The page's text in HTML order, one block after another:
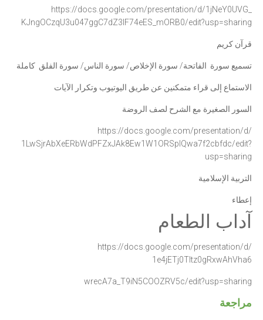
https://docs.google.com/presentation/d/1jNeY0UVG_
KJngOCzqU3u047ggC7dZ3lF74eES_ mORB0/edit?usp=sharing
قرآن كريم
تسميع سورة الفاتحة/ سورة الإخلاص/ سورة الناس/ سورة الفلق كاملة
الاستماع إلى قراء متمكنين عن طريق اليوتيوب وتكرار الآيات
السور الصغيرة مع الشرح لصف الروضة
https://docs.google.com/presentation/d/
1LwSjrAbXeERbWdPFZxJAk8Ew1W1ORSplQwa7f2cbfdc/edit?
usp=sharing
التربية الإسلامية
إعطاء
آداب الطعام
https://docs.google.com/presentation/d/
1e4jETj0Tltz0gRxwAhVha6
wrecA7a_T9iN5COOZRV5c/edit?usp=sharing
مراجعة